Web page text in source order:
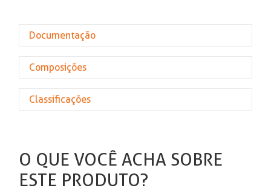
Documentação
Composições
Classificações
O QUE VOCÊ ACHA SOBRE
ESTE PRODUTO?